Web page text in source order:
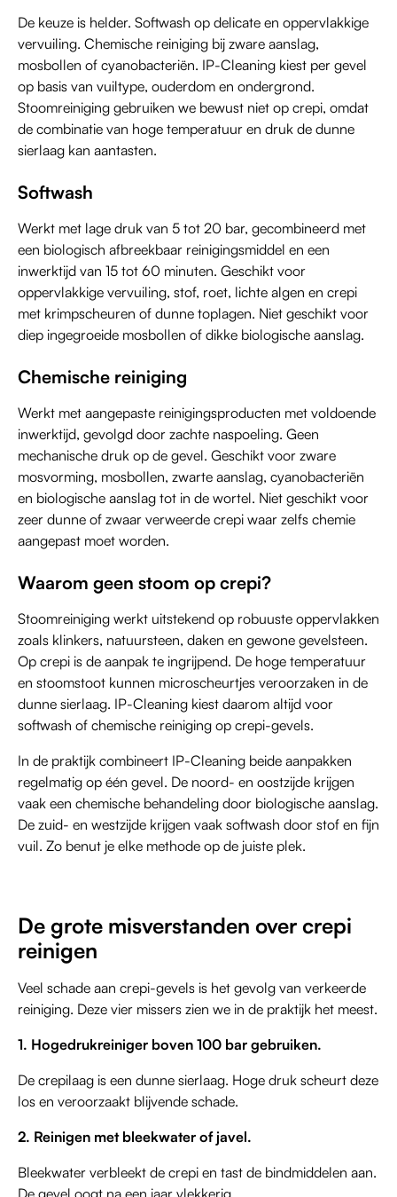
De keuze is helder. Softwash op delicate en oppervlakkige
vervuiling. Chemische reiniging bij zware aanslag,
mosbollen of cyanobacteriën. IP-Cleaning kiest per gevel
op basis van vuiltype, ouderdom en ondergrond.
Stoomreiniging gebruiken we bewust niet op crepi, omdat
de combinatie van hoge temperatuur en druk de dunne
sierlaag kan aantasten.
Softwash
Werkt met lage druk van 5 tot 20 bar, gecombineerd met
een biologisch afbreekbaar reinigingsmiddel en een
inwerktijd van 15 tot 60 minuten. Geschikt voor
oppervlakkige vervuiling, stof, roet, lichte algen en crepi
met krimpscheuren of dunne toplagen. Niet geschikt voor
diep ingegroeide mosbollen of dikke biologische aanslag.
Chemische reiniging
Werkt met aangepaste reinigingsproducten met voldoende
inwerktijd, gevolgd door zachte naspoeling. Geen
mechanische druk op de gevel. Geschikt voor zware
mosvorming, mosbollen, zwarte aanslag, cyanobacteriën
en biologische aanslag tot in de wortel. Niet geschikt voor
zeer dunne of zwaar verweerde crepi waar zelfs chemie
aangepast moet worden.
Waarom geen stoom op crepi?
Stoomreiniging werkt uitstekend op robuuste oppervlakken
zoals klinkers, natuursteen, daken en gewone gevelsteen.
Op crepi is de aanpak te ingrijpend. De hoge temperatuur
en stoomstoot kunnen microscheurtjes veroorzaken in de
dunne sierlaag. IP-Cleaning kiest daarom altijd voor
softwash of chemische reiniging op crepi-gevels.
In de praktijk combineert IP-Cleaning beide aanpakken
regelmatig op één gevel. De noord- en oostzijde krijgen
vaak een chemische behandeling door biologische aanslag.
De zuid- en westzijde krijgen vaak softwash door stof en fijn
vuil. Zo benut je elke methode op de juiste plek.
De grote misverstanden over crepi
reinigen
Veel schade aan crepi-gevels is het gevolg van verkeerde
reiniging. Deze vier missers zien we in de praktijk het meest.
1. Hogedrukreiniger boven 100 bar gebruiken.
De crepilaag is een dunne sierlaag. Hoge druk scheurt deze
los en veroorzaakt blijvende schade.
2. Reinigen met bleekwater of javel.
Bleekwater verbleekt de crepi en tast de bindmiddelen aan.